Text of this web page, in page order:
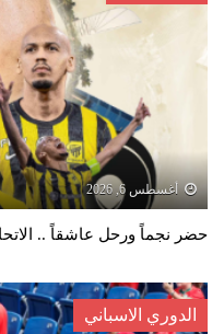
أغسطس 6, 2026
حضر نجماً ورحل عاشقاً ..
الدوري الاسباني